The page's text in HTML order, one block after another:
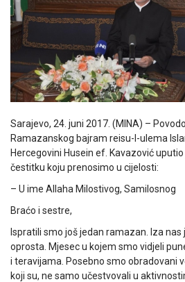
Sarajevo, 24. juni 2017. (MINA) –
Ramazanskog bajram reisu-l-ulema
Hercegovini Husein ef. Kavazović
čestitku koju prenosimo u cijelosti:
– U ime Allaha Milostivog, Samilosnog
Braćo i sestre,
Ispratili smo još jedan ramazan. Iza
oprosta. Mjesec u kojem smo vidjeli
i teravijama. Posebno smo obradovani
koji su, ne samo učestvovali u